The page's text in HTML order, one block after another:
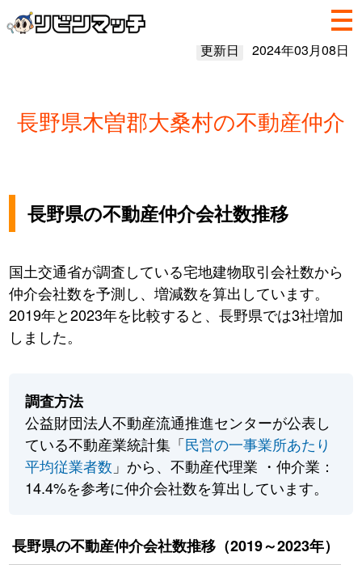
更新日 2024年03月08日
長野県木曽郡大桑村の不動産仲介
長野県の不動産仲介会社数推移
国土交通省が調査している宅地建物取引会社数から
仲介会社数を予測し、増減数を算出しています。
2019年と2023年を比較すると、長野県では3社増加
しました。
調査方法
公益財団法人不動産流通推進センターが公表し
ている不動産業統計集「民営の一事業所あたり
平均従業者数 」から、不動産代理業 ・仲介業：
14.4%を参考に仲介会社数を算出しています。
長野県の不動産仲介会社数推移（2019～2023年）